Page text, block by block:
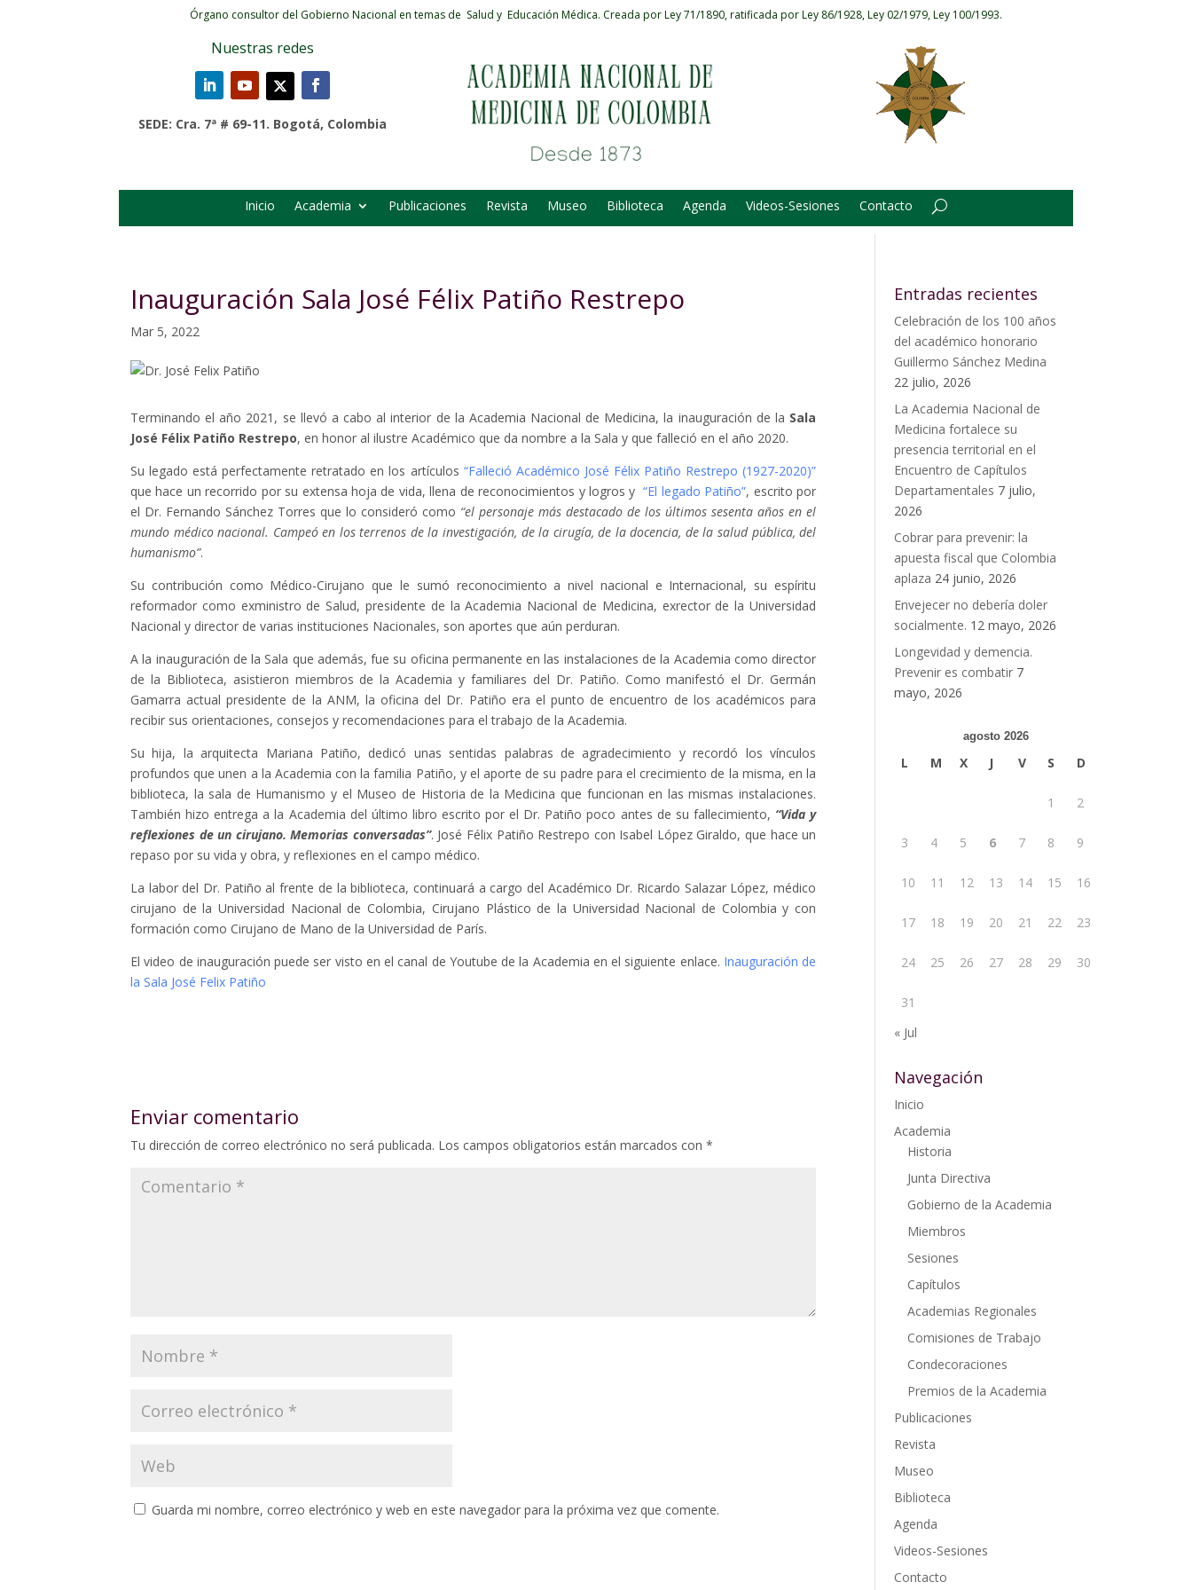
Órgano consultor del Gobierno Nacional en temas de Salud y Educación Médica. Creada por Ley 71/1890, ratificada por Ley 86/1928, Ley 02/1979, Ley 100/1993.
Nuestras redes
SEDE: Cra. 7ª # 69-11. Bogotá, Colombia
Inicio Academia Publicaciones Revista Museo Biblioteca Agenda Videos-Sesiones Contacto
Inauguración Sala José Félix Patiño Restrepo
Mar 5, 2022
Terminando el año 2021, se llevó a cabo al interior de la Academia Nacional de Medicina, la inauguración de la Sala
José Félix Patiño Restrepo, en honor al ilustre Académico que da nombre a la Sala y que falleció en el año 2020.
Su legado está perfectamente retratado en los artículos “Falleció Académico José Félix Patiño Restrepo (1927-2020)”
que hace un recorrido por su extensa hoja de vida, llena de reconocimientos y logros y“El legado Patiño”, escrito por
el Dr. Fernando Sánchez Torres que lo consideró como “el personaje más destacado de los últimos sesenta años en el
mundo médico nacional. Campeó en los terrenos de la investigación, de la cirugía, de la docencia, de la salud pública, del
humanismo”.
Su contribución como Médico-Cirujano que le sumó reconocimiento a nivel nacional e Internacional, su espíritu
reformador como exministro de Salud, presidente de la Academia Nacional de Medicina, exrector de la Universidad
Nacional y director de varias instituciones Nacionales, son aportes que aún perduran.
A la inauguración de la Sala que además, fue su oficina permanente en las instalaciones de la Academia como director
de la Biblioteca, asistieron miembros de la Academia y familiares del Dr. Patiño. Como manifestó el Dr. Germán
Gamarra actual presidente de la ANM, la oficina del Dr. Patiño era el punto de encuentro de los académicos para
recibir sus orientaciones, consejos y recomendaciones para el trabajo de la Academia.
Su hija, la arquitecta Mariana Patiño, dedicó unas sentidas palabras de agradecimiento y recordó los vínculos
profundos que unen a la Academia con la familia Patiño, y el aporte de su padre para el crecimiento de la misma, en la
biblioteca, la sala de Humanismo y el Museo de Historia de la Medicina que funcionan en las mismas instalaciones.
También hizo entrega a la Academia del último libro escrito por el Dr. Patiño poco antes de su fallecimiento, “Vida y
reflexiones de un cirujano. Memorias conversadas”. José Félix Patiño Restrepo con Isabel López Giraldo, que hace un
repaso por su vida y obra, y reflexiones en el campo médico.
La labor del Dr. Patiño al frente de la biblioteca, continuará a cargo del Académico Dr. Ricardo Salazar López, médico
cirujano de la Universidad Nacional de Colombia, Cirujano Plástico de la Universidad Nacional de Colombia y con
formación como Cirujano de Mano de la Universidad de París.
El video de inauguración puede ser visto en el canal de Youtube de la Academia en el siguiente enlace. Inauguración de
la Sala José Felix Patiño
Enviar comentario
Tu dirección de correo electrónico no será publicada. Los campos obligatorios están marcados con *
Guarda mi nombre, correo electrónico y web en este navegador para la próxima vez que comente.
Entradas recientes
Celebración de los 100 años
del académico honorario
Guillermo Sánchez Medina
22 julio, 2026
La Academia Nacional de
Medicina fortalece su
presencia territorial en el
Encuentro de Capítulos
Departamentales 7 julio,
2026
Cobrar para prevenir: la
apuesta fiscal que Colombia
aplaza 24 junio, 2026
Envejecer no debería doler
socialmente. 12 mayo, 2026
Longevidad y demencia.
Prevenir es combatir 7
mayo, 2026
agosto 2026
L M X J V S D
1 2
3 4 5 6 7 8 9
10 11 12 13 14 15 16
17 18 19 20 21 22 23
24 25 26 27 28 29 30
31
« Jul
Navegación
Inicio
Academia
Historia
Junta Directiva
Gobierno de la Academia
Miembros
Sesiones
Capítulos
Academias Regionales
Comisiones de Trabajo
Condecoraciones
Premios de la Academia
Publicaciones
Revista
Museo
Biblioteca
Agenda
Videos-Sesiones
Contacto